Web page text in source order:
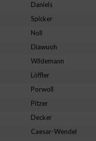
Daniels
Spicker
Noll
Diawuoh
Wildemann
Löffler
Porwoll
Pitzer
Decker
Caesar-Wendel